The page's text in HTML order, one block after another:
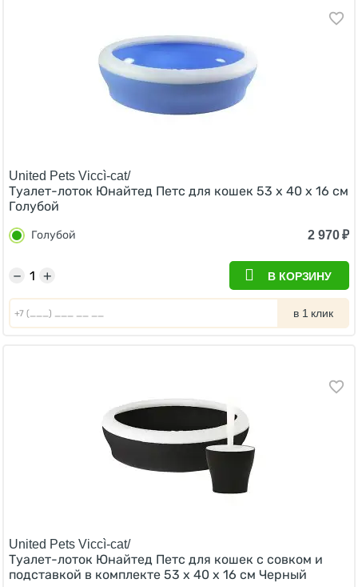
United Pets Viccì-cat/
Туалет-лоток Юнайтед Петс для кошек 53 х 40 х 16 см
Голубой
Голубой 2 970₽
+
− В КОРЗИНУ
в 1 клик
United Pets Viccì-cat/
Туалет-лоток Юнайтед Петс для кошек с совком и
подставкой в комплекте 53 х 40 х 16 см Черный